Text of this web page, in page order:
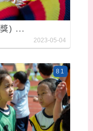
) ...
2023-05-04
81